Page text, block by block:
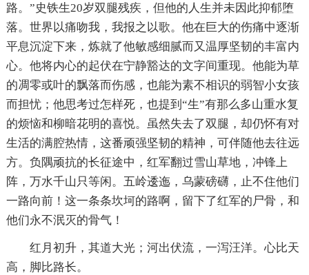
路。”史铁生20岁双腿残疾，但他的人生并未因此抑郁堕
落。世界以痛吻我，我报之以歌。他在巨大的伤痛中逐渐
平息沉淀下来，炼就了他敏感细腻而又温厚坚韧的丰富内
心。他将内心的起伏在宁静豁达的文字间重现。他能为草
的凋零或叶的飘落而伤感，也能为素不相识的弱智小女孩
而担忧；他思考过怎样死，也提到“生”有那么多山重水复
的烦恼和柳暗花明的喜悦。虽然失去了双腿，却仍怀有对
生活的满腔热情，这番顽强坚韧的精神，可伴随他去往远
方。负隅顽抗的长征途中，红军翻过雪山草地，冲锋上
阵，万水千山只等闲。五岭逶迤，乌蒙磅礴，止不住他们
一路向前！这一条条坎坷的路啊，留下了红军的尸骨，和
他们永不泯灭的骨气！
红月初升，其道大光；河出伏流，一泻汪洋。心比天
高，脚比路长。